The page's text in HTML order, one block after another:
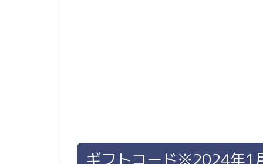
ギフトコード※2024年1